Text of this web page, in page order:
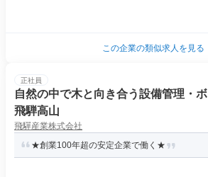
この企業の類似求人を見る
正社員
自然の中で木と向き合う設備管理・
飛騨高山
飛驒産業株式会社
★創業100年超の安定企業で働く★